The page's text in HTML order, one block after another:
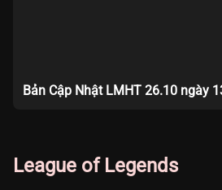
Bản Cập Nhật LMHT 26.10 ngày
League of Legends